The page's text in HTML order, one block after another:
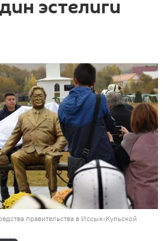
эстелиги
правительства в Иссык-Кульской